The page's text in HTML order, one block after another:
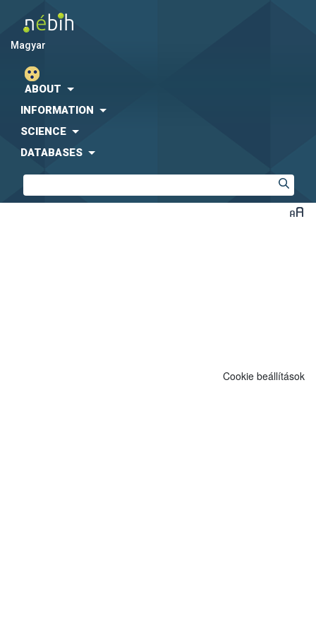
magyar
ABOUT
INFORMATION
SCIENCE
DATABASES
Cookie beállítások